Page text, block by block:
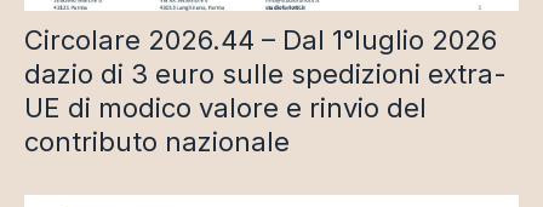
Circolare 2026.44 – Dal 1°luglio 2026
dazio di 3 euro sulle spedizioni extra-
UE di modico valore e rinvio del
contributo nazionale